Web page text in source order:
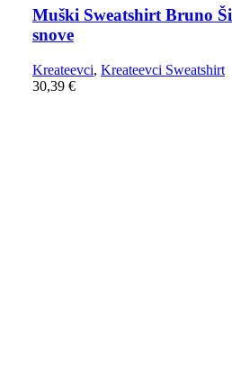
Muški Sweatshirt Bruno
snove
Kreateevci, Kreateevci Sweatshirt
30,39 €